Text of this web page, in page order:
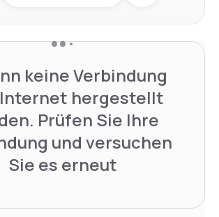
keine Verbindung
hergestellt
Prüfen Sie Ihre
und versuchen
Sie es erneut